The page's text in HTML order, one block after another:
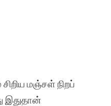
மஞ்சள் நிறப்
இதுதான்